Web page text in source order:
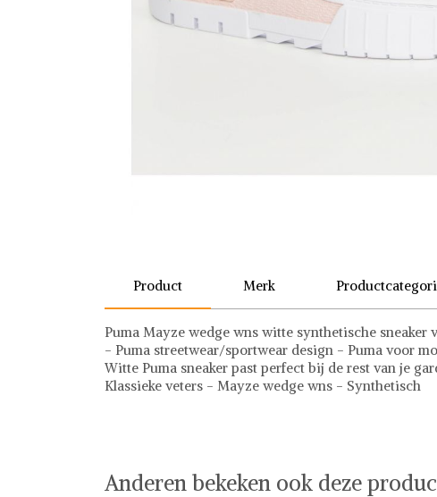
Product Merk
Puma Mayze wedge wns witte synthetische sneaker
- Puma streetwear/sportwear design - Puma voor
Witte Puma sneaker past perfect bij de rest van je
Klassieke veters - Mayze wedge wns - Synthetisch
Anderen bekeken ook deze